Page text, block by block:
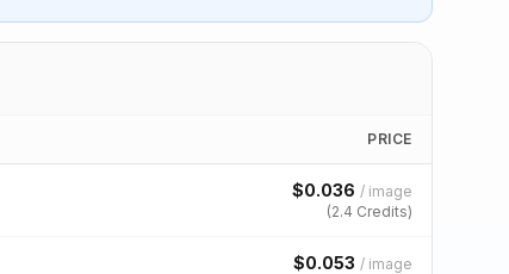
PRICE
$0.036 / image
(2.4 Credits)
$0.053 / image